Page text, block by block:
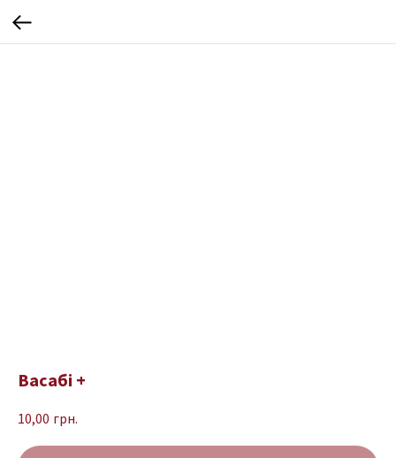
Васабі +
10,00 грн.